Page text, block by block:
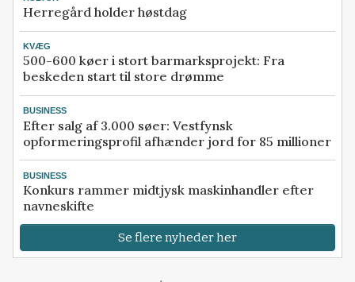
Herregård holder høstdag
KVÆG
500-600 køer i stort barmarksprojekt: Fra
beskeden start til store drømme
BUSINESS
Efter salg af 3.000 søer: Vestfynsk
opformeringsprofil afhænder jord for 85 millioner
BUSINESS
Konkurs rammer midtjysk maskinhandler efter
navneskifte
Se flere nyheder her